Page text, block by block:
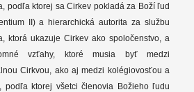
podľa ktorej sa Cirkev pokladá za Boží ľud
II) a hierarchická autorita za službu
ktorá ukazuje Cirkev ako spoločenstvo, a
vzťahy, ktoré musia byť medzi
Cirkvou, ako aj medzi kolégiovosťou a
podľa ktorej všetci členovia Božieho ľudu